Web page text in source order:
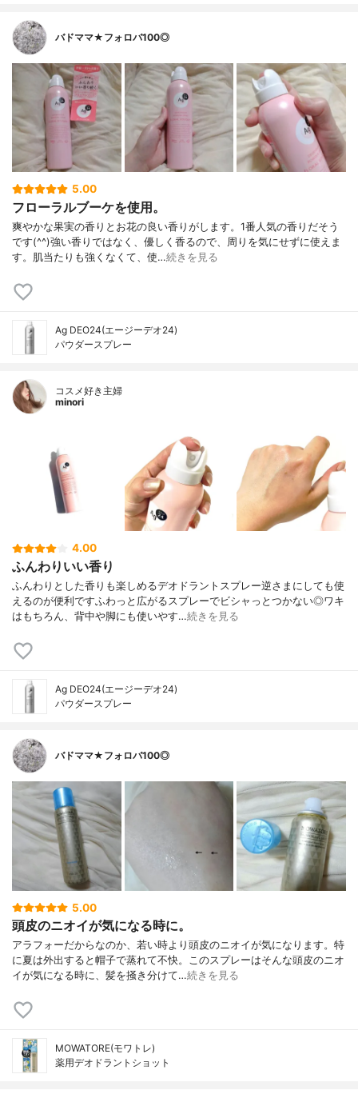
バドママ★フォロバ100◎
5.00
フローラルブーケを使用。
爽やかな果実の香りとお花の良い香りがします。1番人気の香りだそう
です(^^)強い香りではなく、優しく香るので、周りを気にせずに使えま
す。肌当たりも強くなくて、使…続きを見る
Ag DEO24(エージーデオ24)
パウダースプレー
コスメ好き主婦
minori
4.00
ふんわりいい香り
ふんわりとした香りも楽しめるデオドラントスプレー逆さまにしても使
えるのが便利ですふわっと広がるスプレーでビシャっとつかない◎ワキ
はもちろん、背中や脚にも使いやす…続きを見る
Ag DEO24(エージーデオ24)
パウダースプレー
バドママ★フォロバ100◎
5.00
頭皮のニオイが気になる時に。
アラフォーだからなのか、若い時より頭皮のニオイが気になります。特
に夏は外出すると帽子で蒸れて不快。このスプレーはそんな頭皮のニオ
イが気になる時に、髪を掻き分けて…続きを見る
MOWATORE(モワトレ)
薬用デオドラントショット